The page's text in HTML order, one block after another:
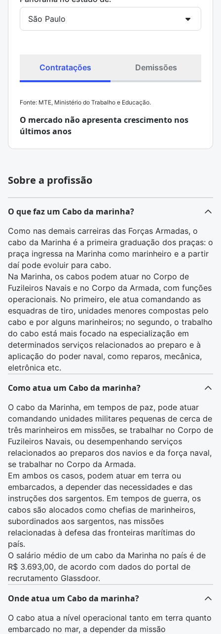
Contratações Demissões
Fonte: MTE, Ministério do Trabalho e Educação.
O mercado não apresenta crescimento nos
últimos anos
Sobre a profissão
O que faz um Cabo da marinha?
Como nas demais carreiras das Forças Armadas, o
cabo da Marinha é a primeira graduação dos praças: o
praça ingressa na Marinha como marinheiro e a partir
daí pode evoluir para cabo.
Na Marinha, os cabos podem atuar no Corpo de
Fuzileiros Navais e no Corpo da Armada, com funções
operacionais. No primeiro, ele atua comandando as
esquadras de tiro, unidades menores compostas pelo
cabo e por alguns marinheiros; no segundo, o trabalho
do cabo está mais focado na especialização em
determinados serviços relacionados ao preparo e à
aplicação do poder naval, como reparos, mecânica,
eletrônica etc.
Como atua um Cabo da marinha?
O cabo da Marinha, em tempos de paz, pode atuar
comandando unidades militares pequenas de cerca de
três marinheiros em missões, se trabalhar no Corpo de
Fuzileiros Navais, ou desempenhando serviços
relacionados ao preparos dos navios e da força naval,
se trabalhar no Corpo da Armada.
Em ambos os casos, podem atuar em terra ou
embarcados, a depender das necessidades e das
instruções dos sargentos. Em tempos de guerra, os
cabos são alocados como chefias de marinheiros,
subordinados aos sargentos, nas missões
relacionadas à defesa das fronteiras marítimas do
país.
O salário médio de um cabo da Marinha no país é de
R$ 3.693,00, de acordo com dados do portal de
recrutamento Glassdoor.
Onde atua um Cabo da marinha?
O cabo atua a nível operacional tanto em terra quanto
embarcado no mar, a depender da missão